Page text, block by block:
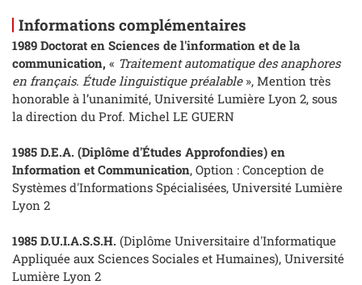
Informations complémentaires
1989 Doctorat en Sciences de l'information et de la
communication, « Traitement automatique des anaphores
en français. Étude linguistique préalable», Mention très
honorable à l’unanimité, Université Lumière Lyon 2, sous
la direction du Prof. Michel LE GUERN
1985 D.E.A. (Diplôme d'Études Approfondies) en
Information et Communication, Option : Conception de
Systèmes d'Informations Spécialisées, Université Lumière
Lyon 2
1985 D.U.I.A.S.S.H. (Diplôme Universitaire d'Informatique
Appliquée aux Sciences Sociales et Humaines), Université
Lumière Lyon 2